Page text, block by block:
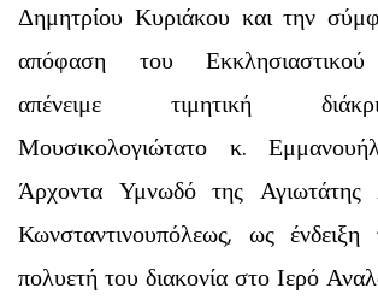
Δημητρίου Κυριάκου και την
απόφαση του Εκκλησιαστικού
απένειμε τιμητική
Μουσικολογιώτατο κ.
Άρχοντα Υμνωδό της Αγιωτάτης
Κωνσταντινουπόλεως, ως ένδειξη
πολυετή του διακονία στο Ιερό